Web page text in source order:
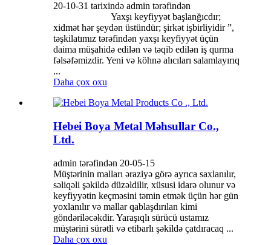
20-10-31 tarixində admin tərəfindən
Yaxşı keyfiyyət başlanğıcdır;
xidmət hər şeydən üstündür; şirkət işbirliyidir ”,
təşkilatımız tərəfindən yaxşı keyfiyyət üçün
daima müşahidə edilən və təqib edilən iş qurma
fəlsəfəmizdir. Yeni və köhnə alıcıları salamlayırıq
...
Daha çox oxu
Hebei Boya Metal Məhsullar Co.,
Ltd.
admin tərəfindən 20-05-15
Müştərinin malları əraziyə görə ayrıca saxlanılır,
səliqəli şəkildə düzəldilir, xüsusi idarə olunur və
keyfiyyətin keçməsini təmin etmək üçün hər gün
yoxlanılır və mallar qablaşdırılan kimi
göndəriləcəkdir. Yaraşıqlı sürücü ustamız
müştərini sürətli və etibarlı şəkildə çatdıracaq ...
Daha çox oxu